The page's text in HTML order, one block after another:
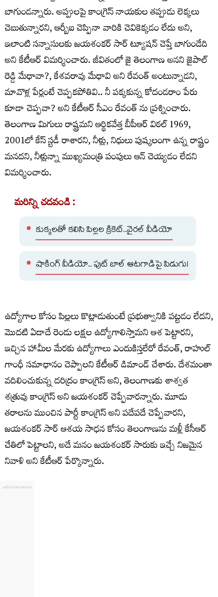
బాగుండన్నారు. అప్పులపై కాంగ్రెస్ నాయకుల తప్పుడు లెక్కలు
చెబుతున్నారని, ఆర్బీఐ చెప్పినా వారికి చెవికెక్కడం లేదు అని,
ఇలాంటి సన్నాసులకు జయశంకర్ సార్ ట్యూషన్ చెప్తే బాగుండేది
అని కేటీఆర్ విమర్శించారు. జీవితంలో జై తెలంగాణ అనని జైపాల్
రెడ్డి మేధావా?, కేశవరావు మేధావి అని రేవంత్ అంటున్నాడని,
మావొళ్ల పేర్లంటే చెప్పకపోతివి.. నీ పక్కకున్న కోదండరాం పేరు
కూడా చెప్పవా? అని కేటీఆర్ సీఎం రేవంత్ ను ప్రశ్నించారు.
తెలంగాణ మిగులు రాష్ట్రమని ఆర్థికవేత్త బీపీఆర్ విఠల్ 1969,
2001లో కేస్ స్టడీ రాశారని, నీళ్లు, నిధులు పుష్కలంగా ఉన్న రాష్ట్రం
మనదని, నీళ్లున్నా ముఖ్యమంత్రి పంపులు ఆన్ చెయ్యడం లేదని
విమర్శించారు.
మరిన్ని చదవండి :
కుక్కలతో కలిసి పిల్లల క్రికెట్..వైరల్ వీడియో
షాకింగ్ వీడియో.. ఫుట్ బాల్ ఆటగాడిపై పిడుగు!
ఉద్యోగాల కోసం పిల్లలు కొట్లాడుతుంటే ప్రభుత్వానికి పట్టడం లేదని,
మొదటి ఏడాదే రెండు లక్షల ఉద్యోగాలిస్తామని ఆశ పెట్టారని,
ఇచ్చిన హామీల మేరకు ఉద్యోగాలు ఎందుకిస్తలేరో రేవంత్, రాహుల్
గాంధీ సమాధానం చెప్పాలని కేటీఆర్ డిమాండ్ చేశారు. దేశమంతా
వదిలించుకున్న దరిద్రం కాంగ్రెస్ అని, తెలంగాణకు శాశ్వత
శత్రువు కాంగ్రెస్ అని జయశంకర్ చెప్పేవారన్నారు. మూడు
తరాలను ముంచిన పార్టీ కాంగ్రెస్ అని పదేపదే చెప్పేవారని,
జయశంకర్ సార్ ఆశయ సాధన కోసం తెలంగాణను మళ్లీ కేసీఆర్
చేతిలో పెట్టాలని, అదే మనం జయశంకర్ సారుకు ఇచ్చే నిజమైన
నివాళి అని కేటీఆర్ పేర్కొన్నారు.